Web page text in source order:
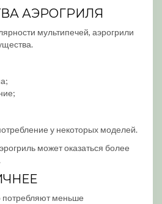
АЭРОГРИЛЯ
мультипечей, аэрогрили
у некоторых моделей.
может оказаться более
потребляют меньше